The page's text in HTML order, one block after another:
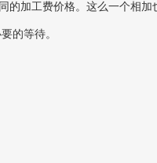
工费价格。这么一个相加
的等待。